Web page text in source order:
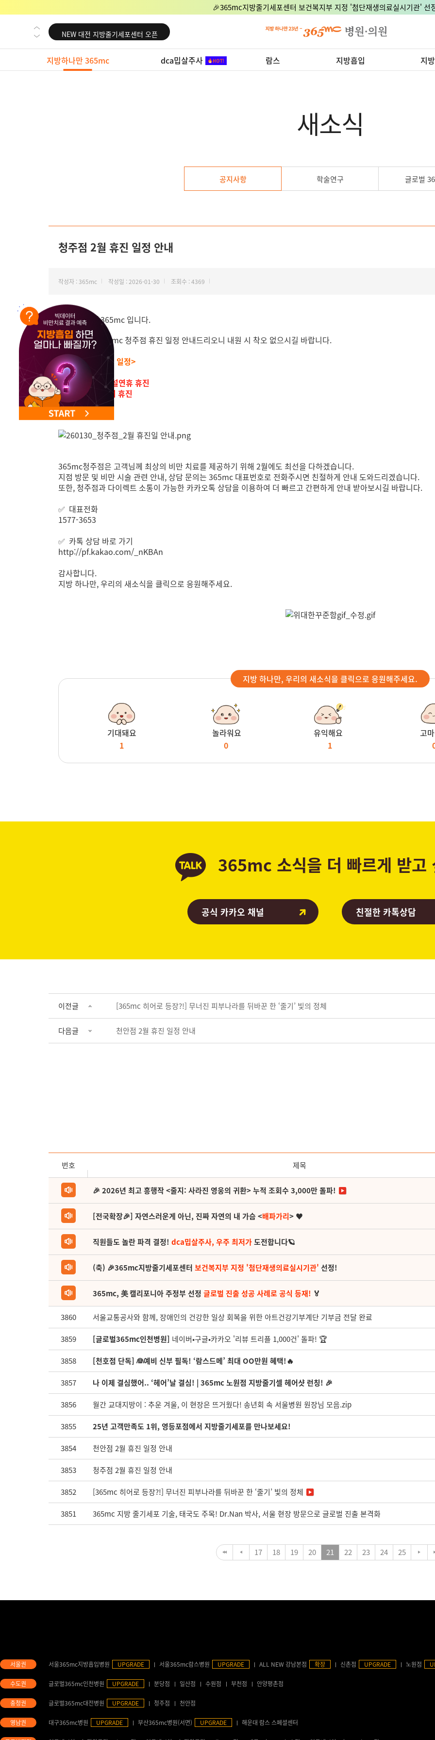
🎉365mc지방줄기세포센터 보건복지부 지정 '첨단재생의료실시기관' 선
NEW 교대 지방줄기세포센터 오픈
NEW 대전 지방줄기세포센터 오픈
NEW 노원 지방줄기세포센터 오픈
NEW 미국 LA점 오픈
지방하나만 365mc dca밉살주사 람스 지방흡입 지
새소식
공지사항 학술연구 글로벌
청주점 2월 휴진 일정 안내
작성자 : 365mc 작성일 : 2026-01-30 조회수 : 4369
'지방하나만' 365mc 입니다.
2026년 2월 365mc 청주점 휴진 일정 안내드리오니 내원 시 착오 없으시길 바랍니다.
<청주점 2월 휴진 일정>
-2월16일~18일 설연휴 휴진
-매주 수요일 정기 휴진
365mc청주점은 고객님께 최상의 비만 치료를 제공하기 위해 2월에도 최선을 다하겠습니다.
지점 방문 및 비만 시술 관련 안내, 상담 문의는 365mc 대표번호로 전화주시면 친절하게 안내 도와드리겠습니다.
또한, 청주점과 다이렉트 소통이 가능한 카카오톡 상담을 이용하여 더 빠르고 간편하게 안내 받아보시길 바랍니다.
✅ 대표전화
1577-3653
✅ 카톡 상담 바로 가기
http://pf.kakao.com/_nKBAn
감사합니다.
지방 하나만, 우리의 새소식을 클릭으로 응원해주세요.
지방 하나만, 우리의 새소식을 클릭으로 응원해주세요.
기대돼요
1
놀라워요
0
유익해요
1
고
365mc 소식을 더 빠르게 받고
공식 카카오 채널 친절한 카톡상담
이전글 [365mc 히어로 등장?!] 무너진 피부나라를 뒤바꾼 한 ‘줄기’ 빛의 정체
다음글 천안점 2월 휴진 일정 안내
번호 제목
🎉 2026년 최고 흥행작 <줄지: 사라진 영웅의 귀환> 누적 조회수 3,000만 돌파!
[전국확장🎉] 자연스러운게 아닌, 진짜 자연의 내 가슴 <배파가리> ♥
직원들도 놀란 파격 결정! dca밉살주사, 우주 최저가도전합니다🪐
(축) 🎉365mc지방줄기세포센터 보건복지부 지정 '첨단재생의료실시기관' 선정!
365mc, 美 캘리포니아 주정부 선정 글로벌 진출 성공 사례로 공식 등재! 🏅
3860 서울교통공사와 함께, 장애인의 건강한 일상 회복을 위한 아트건강기부계단 기부금 전달 완료
3859 [글로벌365mc인천병원] 네이버•구글•카카오 '리뷰 트리플 1,000건' 돌파! 🏆
3858 [천호점 단독] 👰예비 신부 필독! ‘람스드메’ 최대 OO만원 혜택!🔥
3857 나 이제 결심했어.. ‘헤어’날 결심! | 365mc 노원점 지방줄기셀 헤어샷 런칭! 🎉
3856 월간 교대지방이 : 추운 겨울, 이 현장은 뜨거웠다! 송년회 속 서울병원 원장님 모음.zip
3855 25년 고객만족도 1위, 영등포점에서 지방줄기세포를 만나보세요!
3854 천안점 2월 휴진 일정 안내
3853 청주점 2월 휴진 일정 안내
3852 [365mc 히어로 등장?!] 무너진 피부나라를 뒤바꾼 한 ‘줄기’ 빛의 정체
3851 365mc 지방 줄기세포 기술, 태국도 주목! Dr.Nan 박사, 서울 현장 방문으로 글로벌 진출 본격화
17 18 19 20 21 22 23 24 25
서울365mc지방흡입병원 UPGRADE 서울365mc람스병원 UPGRADE ALL NEW 강남본점 확장 신촌점 UPGRADE 노원점
글로벌365mc인천병원 UPGRADE 분당점 일산점 수원점 부천점 안양평촌점
글로벌365mc대전병원 UPGRADE 청주점 천안점
대구365mc병원 UPGRADE 부산365mc병원(서면) UPGRADE 해운대 람스 스페셜센터